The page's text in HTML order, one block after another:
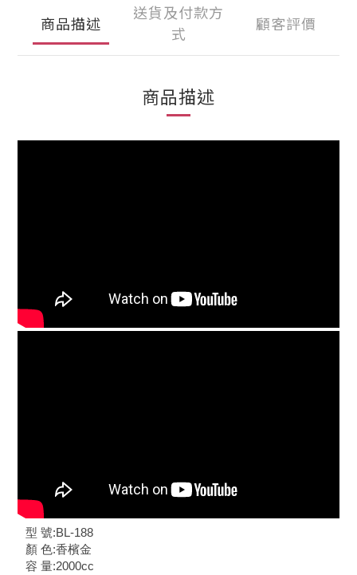
商品描述
送貨及付款方
式
顧客評價
商品描述
型 號:BL-188
顏 色:香檳金
容 量:2000cc